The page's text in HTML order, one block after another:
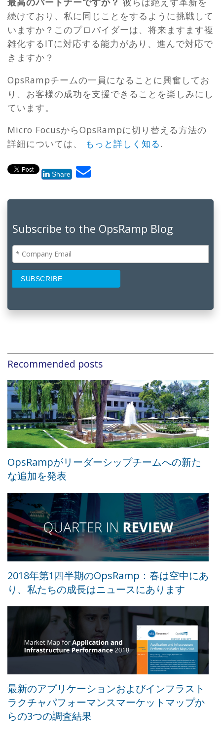
続けており、私に同じことをするように挑戦して
いますか？このプロバイダーは、将来ますます複
雑化するITに対応する能力があり、進んで対応で
きますか？
OpsRampチームの一員になることに興奮してお
り、お客様の成功を支援できることを楽しみにし
ています。
Micro FocusからOpsRampに切り替える方法の
詳細については、
もっと詳しく知る.
Share
Subscribe to the OpsRamp Blog
Recommended posts
OpsRampがリーダーシップチームへの新た
な追加を発表
2018年第1四半期のOpsRamp：春は空中にあ
り、私たちの成長はニュースにあります
最新のアプリケーションおよびインフラスト
ラクチャパフォーマンスマーケットマップか
らの3つの調査結果